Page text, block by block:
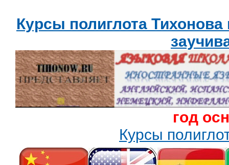
Курсы полиглота
год
Курсы